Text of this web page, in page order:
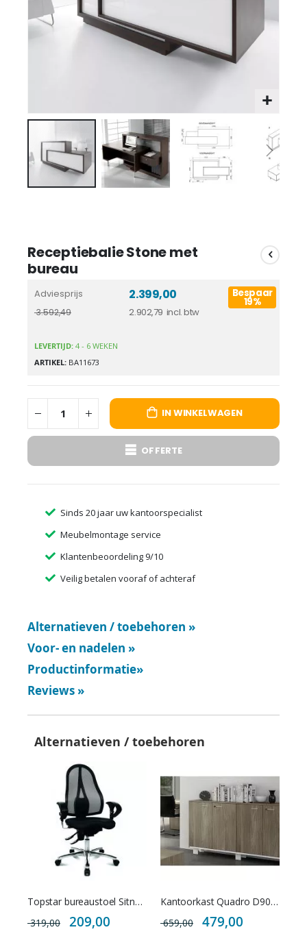
Receptiebalie Stone met
bureau
Adviesprijs
3.592,49 2.902,79
2.399,00 Bespaar
19%
LEVERTIJD: 4 - 6 WEKEN
ARTIKEL BA11673
IN WINKELWAGEN
OFFERTE
Sinds 20 jaar uw kantoorspecialist
Meubelmontage service
Klantenbeoordeling 9/10
Veilig betalen vooraf of achteraf
Alternatieven / toebehoren »
Voor- en nadelen »
Productinformatie»
Reviews »
Alternatieven / toebehoren
Topstar bureaustoel Sitness 15 met netbespanning
319,00
Special
Price
209,00
Kantoorkast Quadro D90 Elan Double - Afsluitbaar
659,00
Special
Price
479,00